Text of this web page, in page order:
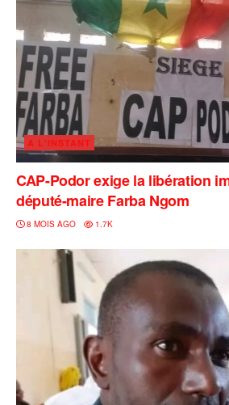
A L'INSTANT
CAP-Podor exige la libération
député-maire Farba Ngom
8 MOIS AGO 1.7K